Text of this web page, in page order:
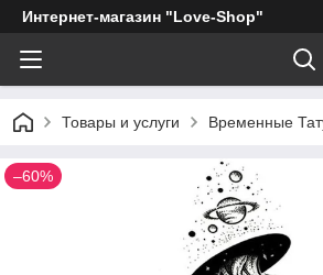
Интернет-магазин "Love-Shop"
Товары и услуги Временные
–60%